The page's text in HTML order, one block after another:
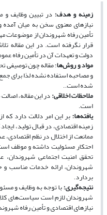
زمینه و هدف: در تبیین وظایف و
نیازهای معنوی سخن به میان
تأمین رفاه شهروندان از
قرار نگرفته است. در این مقاله
دولت و تعهدات آن در تأمین رفاه
مواد و روش‌ها: مقاله چون توصیفی
و مصاحبه استفاده نشده لذا برای
شده است..
ملاحظات اخلاقی:در این مقاله،
است.
یافته‌ها:بر این امر دلالت دارد
زمینه اقتصادی، در قبال تولید،
ممانعت از اختلال در نظم اقتصادی،
احتکار مسئولیت داشته و موظف
تحقق امنیت اجتماعی شهروندان،
شهروندان، ارائه خدمات مناسب
بردارد.
نتیجه‌گیری:با توجه به وظایف و
شهروندان لازم است سیاست‌های
نیازهای اقتصادی و تأمین رفاه